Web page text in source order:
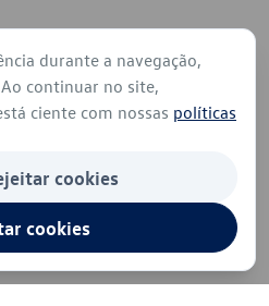
durante a navegação,
continuar no site,
ciente com nossas políticas
cookies
cookies